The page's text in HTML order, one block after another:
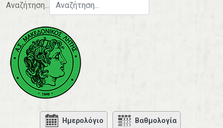
Αναζήτηση...
Ημερολόγιο Βαθμολογία